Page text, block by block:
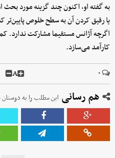
به گفته او، اکنون چند گزینه مورد بحث
یا رقیق کردن آن به سطح خلوص
اگرچه آژانس مستقیما مشارکت ندارد.
کارآمد می‌سازد.
۰ A
هم رسانی این مطلب را به دوستان